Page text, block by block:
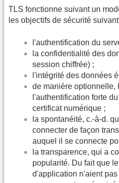
TLS fonctionne suivant un
les objectifs de sécurité
l'authentification du
la confidentialité des
session chiffrée) ;
l'intégrité des données
de manière optionnelle,
l'authentification forte
certificat numérique ;
la spontanéité, c.-à-d.
connecter de façon
auquel il se connecte
la transparence, qui a
popularité. Du fait que
d'application n'aient